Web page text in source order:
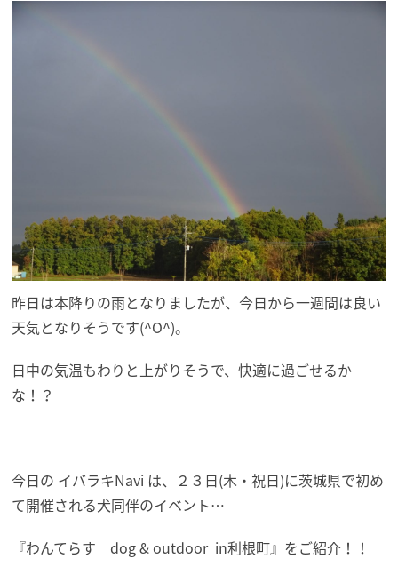
昨日は本降りの雨となりましたが、今日から一週間は良い
天気となりそうです(^O^)。
日中の気温もわりと上がりそうで、快適に過ごせるか
な！？
今日の イバラキNavi は、２３日(木・祝日)に茨城県で初め
て開催される犬同伴のイベント…
『わんてらす dog & outdoor in利根町』をご紹介！！